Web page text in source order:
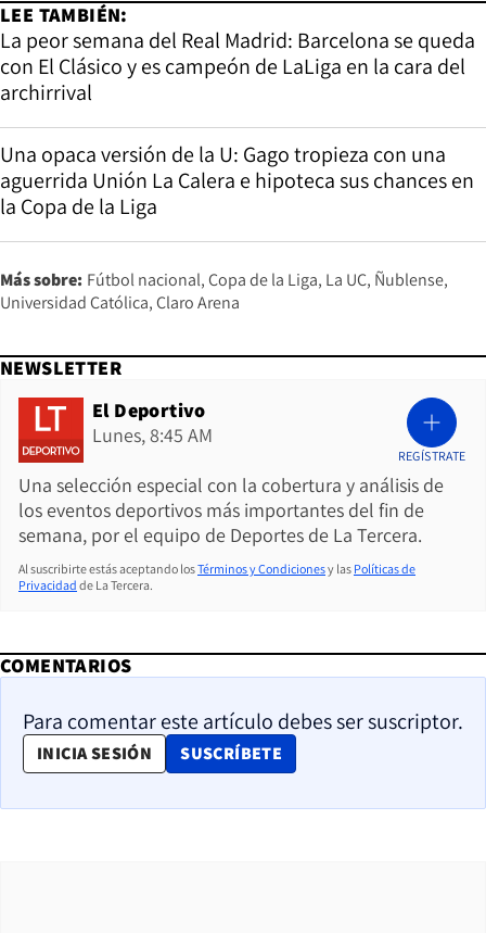
LEE TAMBIÉN:
La peor semana del Real Madrid: Barcelona se queda
con El Clásico y es campeón de LaLiga en la cara del
archirrival
Una opaca versión de la U: Gago tropieza con una
aguerrida Unión La Calera e hipoteca sus chances en
la Copa de la Liga
Más sobre: Fútbol nacional Copa de la Liga La UC Ñublense
Universidad Católica Claro Arena
NEWSLETTER
El Deportivo
Lunes, 8:45 AM
Una selección especial con la cobertura y análisis de
los eventos deportivos más importantes del fin de
semana, por el equipo de Deportes de La Tercera.
REGÍSTRATE
Al suscribirte estás aceptando losTérminos y Condicionesy las Políticas de
Privacidad de La Tercera.
COMENTARIOS
Para comentar este artículo debes ser suscriptor.
INICIA SESIÓN SUSCRÍBETE
OPENS IN NEW WINDOW